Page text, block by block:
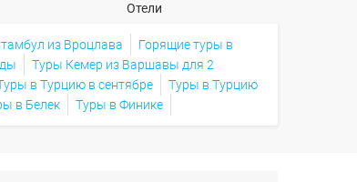
Отели
из Вроцлава
Горящие туры в
Туры Кемер из Варшавы для 2
в Турцию в сентябре
Туры в Турцию
в Белек Туры в Финике